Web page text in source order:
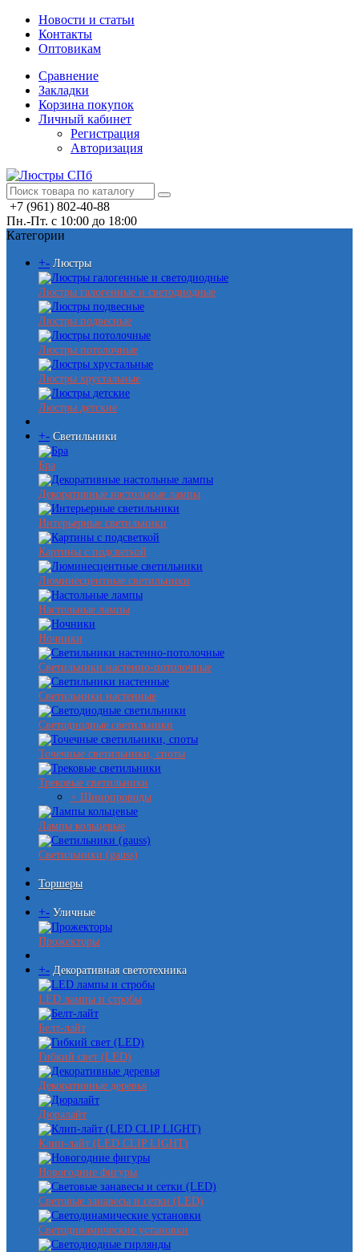
Новости и статьи
Контакты
Оптовикам
Сравнение
Закладки
Корзина покупок
Личный кабинет
Регистрация
Авторизация
+7 (961) 802-40-88
Пн.-Пт. с 10:00 до 18:00
Категории
+- Люстры
Люстры галогенные и светодиодные
Люстры подвесные
Люстры потолочные
Люстры хрустальные
Люстры детские
+- Светильники
Бра
Декоративные настольные лампы
Интерьерные светильники
Картины с подсветкой
Люминесцентные светильники
Настольные лампы
Ночники
Светильники настенно-потолочные
Светильники настенные
Светодиодные светильники
Точечные светильники, споты
Трековые светильники
+ Шинопроводы
Лампы кольцевые
Светильники (gauss)
Торшеры
+- Уличные
Прожекторы
+- Декоративная светотехника
LED лампы и стробы
Белт-лайт
Гибкий свет (LED)
Декоративные деревья
Дюралайт
Клип-лайт (LED CLIP LIGHT)
Новогодние фигуры
Световые занавесы и сетки (LED)
Светодинамические установки